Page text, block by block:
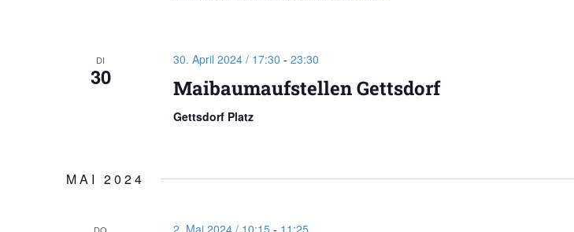
DI
30
30. April 2024 / 17:30 - 23:30
Maibaumaufstellen Gettsdorf
Gettsdorf Platz
MAI 2024
2. Mai 2024 / 10:15- 11:25